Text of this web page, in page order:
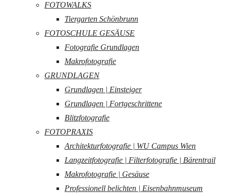
FOTOWALKS
Tiergarten Schönbrunn
FOTOSCHULE GESÄUSE
Fotografie Grundlagen
Makrofotografie
GRUNDLAGEN
Grundlagen | Einsteiger
Grundlagen | Fortgeschrittene
Blitzfotografie
FOTOPRAXIS
Architekturfotografie | WU Campus Wien
Langzeitfotografie | Filterfotografie | Bärentrail
Makrofotografie | Gesäuse
Professionell belichten | Eisenbahnmuseum